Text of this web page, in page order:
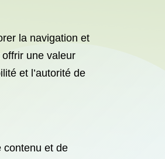
la navigation et
une valeur
et l’autorité de
contenu et de